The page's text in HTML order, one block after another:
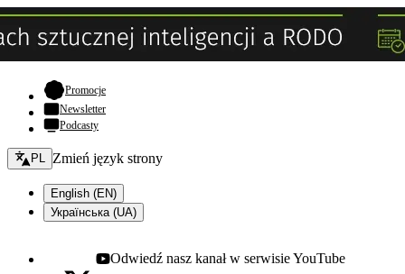
Promocje- otwiera się w nowej karcie
Newsletter
Podcasty
Zmień język - bieżący:
PL Zmień język strony
English (EN)
Українська (UA)
Youtube - otwiera się w nowej karcie
Odwiedź nasz kanał w serwisie YouTube